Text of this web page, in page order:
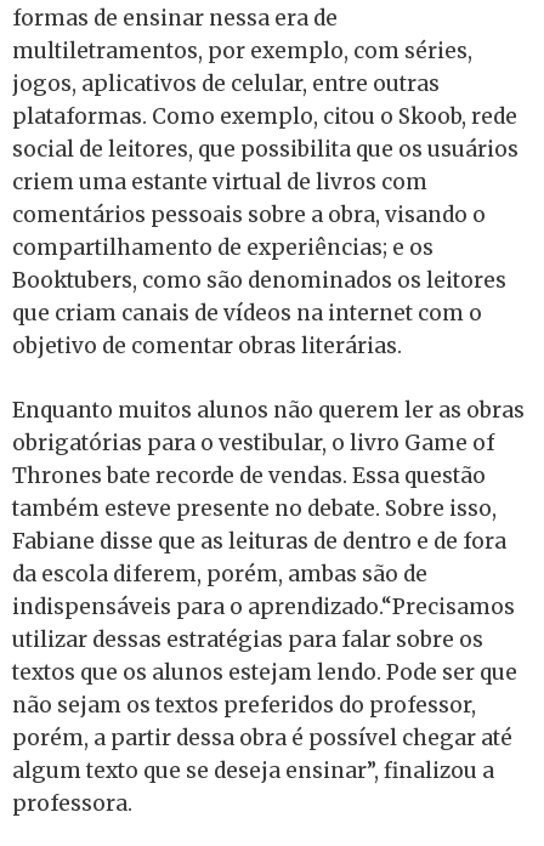
formas de ensinar nessa era de
multiletramentos, por exemplo, com séries,
jogos, aplicativos de celular, entre outras
plataformas. Como exemplo, citou o Skoob, rede
social de leitores, que possibilita que os usuários
criem uma estante virtual de livros com
comentários pessoais sobre a obra, visando o
compartilhamento de experiências; e os
Booktubers, como são denominados os leitores
que criam canais de vídeos na internet com o
objetivo de comentar obras literárias.
Enquanto muitos alunos não querem ler as obras
obrigatórias para o vestibular, o livro Game of
Thrones bate recorde de vendas. Essa questão
também esteve presente no debate. Sobre isso,
Fabiane disse que as leituras de dentro e de fora
da escola diferem, porém, ambas são de
indispensáveis para o aprendizado.“Precisamos
utilizar dessas estratégias para falar sobre os
textos que os alunos estejam lendo. Pode ser que
não sejam os textos preferidos do professor,
porém, a partir dessa obra é possível chegar até
algum texto que se deseja ensinar”, finalizou a
professora.